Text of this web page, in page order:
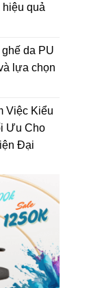
quả
da PU
lựa chọn
Việc Kiểu
Ưu Cho
Đại